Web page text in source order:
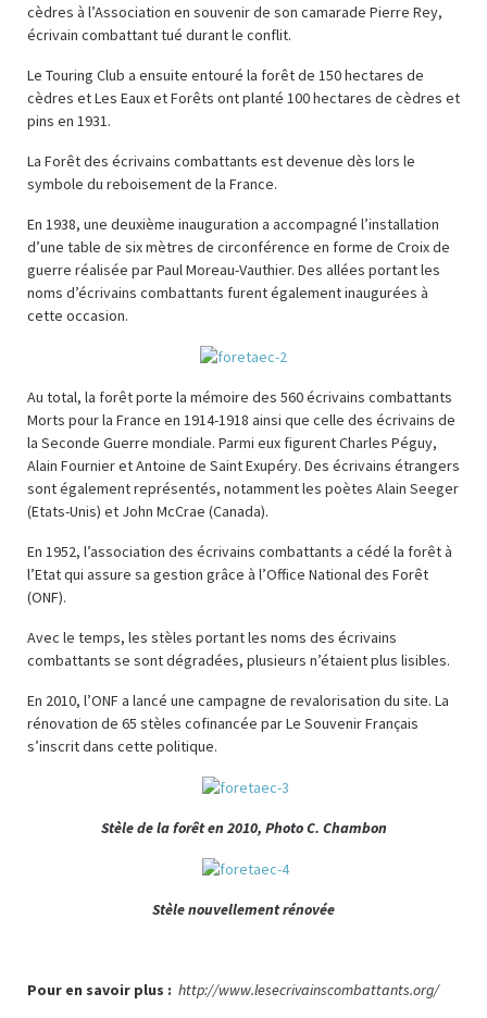
cèdres à l’Association en souvenir de son camarade Pierre Rey,
écrivain combattant tué durant le conflit.
Le Touring Club a ensuite entouré la forêt de 150 hectares de
cèdres et Les Eaux et Forêts ont planté 100 hectares de cèdres et
pins en 1931.
La Forêt des écrivains combattants est devenue dès lors le
symbole du reboisement de la France.
En 1938, une deuxième inauguration a accompagné l’installation
d’une table de six mètres de circonférence en forme de Croix de
guerre réalisée par Paul Moreau-Vauthier. Des allées portant les
noms d’écrivains combattants furent également inaugurées à
cette occasion.
Au total, la forêt porte la mémoire des 560 écrivains combattants
Morts pour la France en 1914-1918 ainsi que celle des écrivains de
la Seconde Guerre mondiale. Parmi eux figurent Charles Péguy,
Alain Fournier et Antoine de Saint Exupéry. Des écrivains étrangers
sont également représentés, notamment les poètes Alain Seeger
(Etats-Unis) et John McCrae (Canada).
En 1952, l’association des écrivains combattants a cédé la forêt à
l’Etat qui assure sa gestion grâce à l’Office National des Forêt
(ONF).
Avec le temps, les stèles portant les noms des écrivains
combattants se sont dégradées, plusieurs n’étaient plus lisibles.
En 2010, l’ONF a lancé une campagne de revalorisation du site. La
rénovation de 65 stèles cofinancée par Le Souvenir Français
s’inscrit dans cette politique.
Stèle de la forêt en 2010, Photo C. Chambon
Stèle nouvellement rénovée
Pour en savoir plus : http://www.lesecrivainscombattants.org/